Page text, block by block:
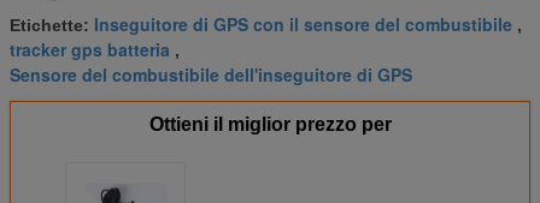
Etichette: Inseguitore di GPS con il sensore del combustibile ,
tracker gps batteria ,
Sensore del combustibile dell'inseguitore di GPS
Ottieni il miglior prezzo per